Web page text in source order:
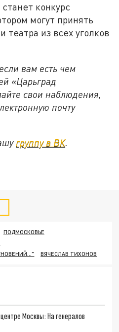
конкурс
могут принять
театра из всех уголков
вам есть чем
«Царьград
свои наблюдения,
почту
группу в ВК.
ПОДМОСКОВЬЕ
ВЯЧЕСЛАВ ТИХОНОВ
Москвы: На генералов